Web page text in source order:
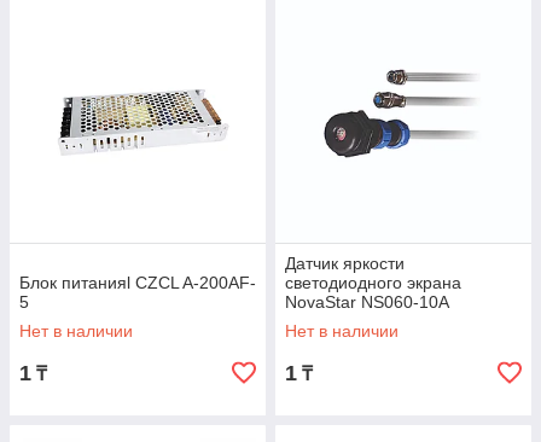
Блок питанияl CZCL A-200AF-
5
Нет в наличии
1 ₸
Датчик яркости
светодиодного экрана
NovaStar NS060-10A
Нет в наличии
1 ₸